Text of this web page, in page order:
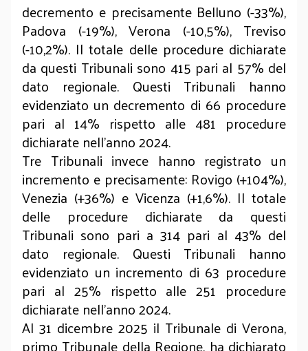
decremento e precisamente Belluno (-33%),
Padova (-19%), Verona (-10,5%), Treviso
(-10,2%). Il totale delle procedure dichiarate
da questi Tribunali sono 415 pari al 57% del
dato regionale. Questi Tribunali hanno
evidenziato un decremento di 66 procedure
pari al 14% rispetto alle 481 procedure
dichiarate nell’anno 2024.
Tre Tribunali invece hanno registrato un
incremento e precisamente: Rovigo (+104%),
Venezia (+36%) e Vicenza (+1,6%). Il totale
delle procedure dichiarate da questi
Tribunali sono pari a 314 pari al 43% del
dato regionale. Questi Tribunali hanno
evidenziato un incremento di 63 procedure
pari al 25% rispetto alle 251 procedure
dichiarate nell’anno 2024.
Al 31 dicembre 2025 il Tribunale di Verona,